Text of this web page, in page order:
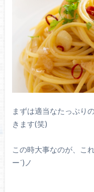
まずは適当なたっぷり
きます(笑)
この時大事なのが、こ
ー´)ノ